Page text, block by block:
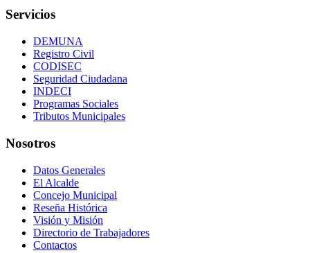
Servicios
DEMUNA
Registro Civil
CODISEC
Seguridad Ciudadana
INDECI
Programas Sociales
Tributos Municipales
Nosotros
Datos Generales
El Alcalde
Concejo Municipal
Reseña Histórica
Visión y Misión
Directorio de Trabajadores
Contactos